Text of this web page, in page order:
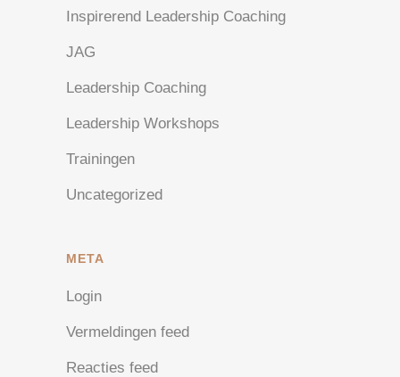
Inspirerend Leadership Coaching
JAG
Leadership Coaching
Leadership Workshops
Trainingen
Uncategorized
META
Login
Vermeldingen feed
Reacties feed